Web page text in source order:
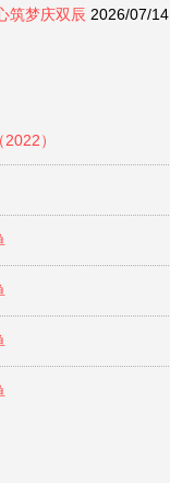
筑梦庆双辰 2026/07/14
）